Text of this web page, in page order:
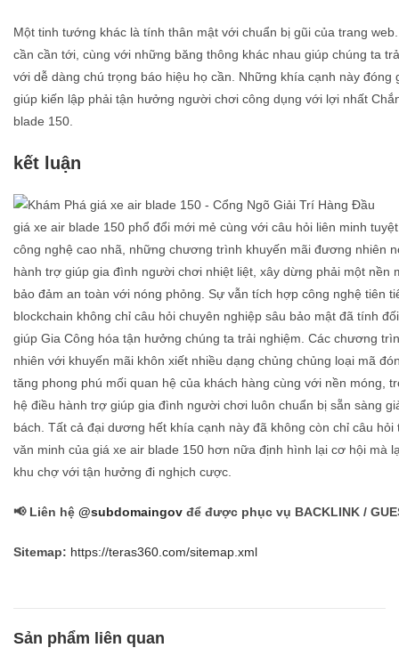
Một tinh tướng khác là tính thân mật với chuẩn bị gũi của trang
cần cần tới, cùng với những băng thông khác nhau giúp chúng ta
với dễ dàng chú trọng báo hiệu họ cần. Những khía cạnh này đóng
giúp kiến lập phải tận hưởng người chơi công dụng với lợi nhất
blade 150.
kết luận
giá xe air blade 150 phổ đổi mới mẻ cùng với câu hỏi liên minh
công nghệ cao nhã, những chương trình khuyến mãi đương nhiên
hành trợ giúp gia đình người chơi nhiệt liệt, xây dừng phải một nền
bảo đảm an toàn với nóng phỏng. Sự vẫn tích hợp công nghệ tiên
blockchain không chỉ câu hỏi chuyên nghiệp sâu bảo mật đã tính
giúp Gia Công hóa tận hưởng chúng ta trải nghiệm. Các chương
nhiên với khuyến mãi khôn xiết nhiều dạng chủng chủng loại mã
tăng phong phú mối quan hệ của khách hàng cùng với nền móng,
hệ điều hành trợ giúp gia đình người chơi luôn chuẩn bị sẵn sàng
bách. Tất cả đại dương hết khía cạnh này đã không còn chỉ câu
văn minh của giá xe air blade 150 hơn nữa định hình lại cơ hội mà
khu chợ với tận hưởng đi nghịch cược.
📢 Liên hệ @subdomaingov để được phục vụ BACKLINK /
Sitemap: https://teras360.com/sitemap.xml
Sản phẩm liên quan